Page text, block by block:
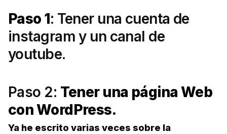
Paso 1: Tener una cuenta de
instagram y un canal de
youtube.
Paso 2: Tener una página Web
con WordPress.
Ya he escrito varias veces sobre la